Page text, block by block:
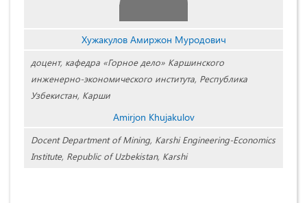
Хужакулов Амиржон Муродович
доцент, кафедра «Горное дело» Каршинского
инженерно-экономического института, Республика
Узбекистан, Карши
Amirjon Khujakulov
Docent Department of Mining, Karshi Engineering-Economics
Institute, Republic of Uzbekistan, Karshi